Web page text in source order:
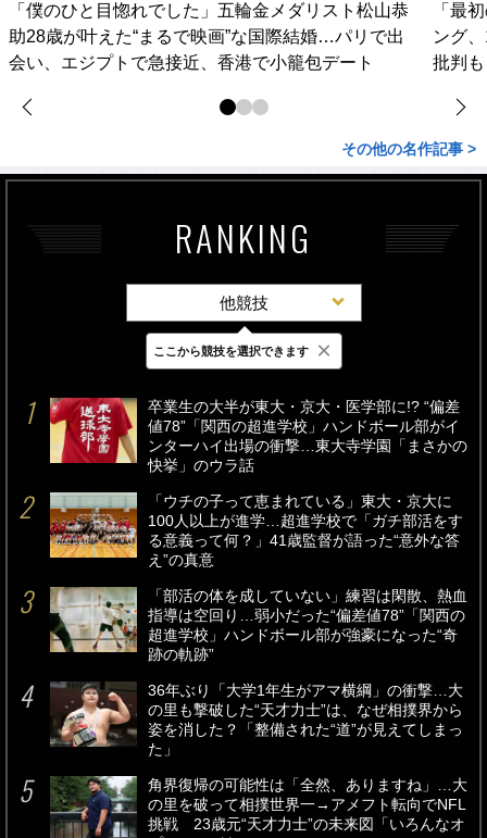
「僕のひと目惚れでした」五輪金メダリスト松山恭
助28歳が叶えた“まるで映画”な国際結婚…パリで出
会い、エジプトで急接近、香港で小籠包デート
「最
ング
批判
その他の名作記事 >
RANKING
他競技
最新 24時間 週間
卒業生の大半が東大・京大・医学部に!? “偏差
値78”「関西の超進学校」ハンドボール部がイ
ンターハイ出場の衝撃…東大寺学園「まさかの
快挙」のウラ話
「ウチの子って恵まれている」東大・京大に
100人以上が進学…超進学校で「ガチ部活をす
る意義って何？」41歳監督が語った“意外な答
え”の真意
「部活の体を成していない」練習は閑散、熱血
指導は空回り…弱小だった“偏差値78”「関西の
超進学校」ハンドボール部が強豪になった“奇
跡の軌跡”
36年ぶり「大学1年生がアマ横綱」の衝撃…大
の里も撃破した“天才力士”は、なぜ相撲界から
姿を消した？「整備された“道”が見えてしまっ
た」
角界復帰の可能性は「全然、ありますね」…大
の里を破って相撲世界一→アメフト転向でNFL
挑戦 23歳元“天才力士”の未来図「いろんなオ
ここから競技を選択できます ×